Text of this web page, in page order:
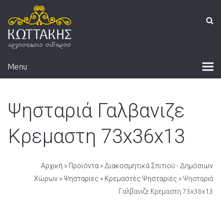
Menu
Ψησταριά Γαλβανιζε
Κρεμαστη 73x36x13
Αρχική » Προϊόντα »Διακοσμητικά Σπιτιού - Δημόσιων
Χώρων» Ψησταριες » Κρεμαστές Ψησταριές » Ψησταριά
Γαλβανιζε Κρεμαστη 73x36x13